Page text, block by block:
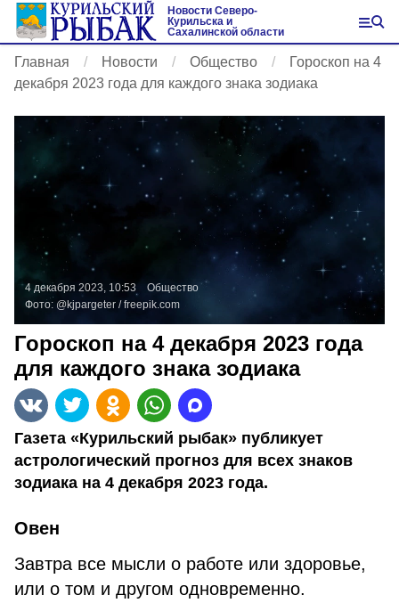
Новости Северо-
Курильска и
Сахалинской области
Главная Новости Общество
Гороскоп на 4
декабря 2023 года для каждого знака зодиака
4 декабря 2023, 10:53
Общество
Фото: @kjpargeter /freepik.com
Гороскоп на 4 декабря 2023 года
для каждого знака зодиака
Газета «Курильский рыбак» публикует
астрологический прогноз для всех знаков
зодиака на 4 декабря 2023 года.
Овен
Завтра все мысли о работе или здоровье,
или о том и другом одновременно.